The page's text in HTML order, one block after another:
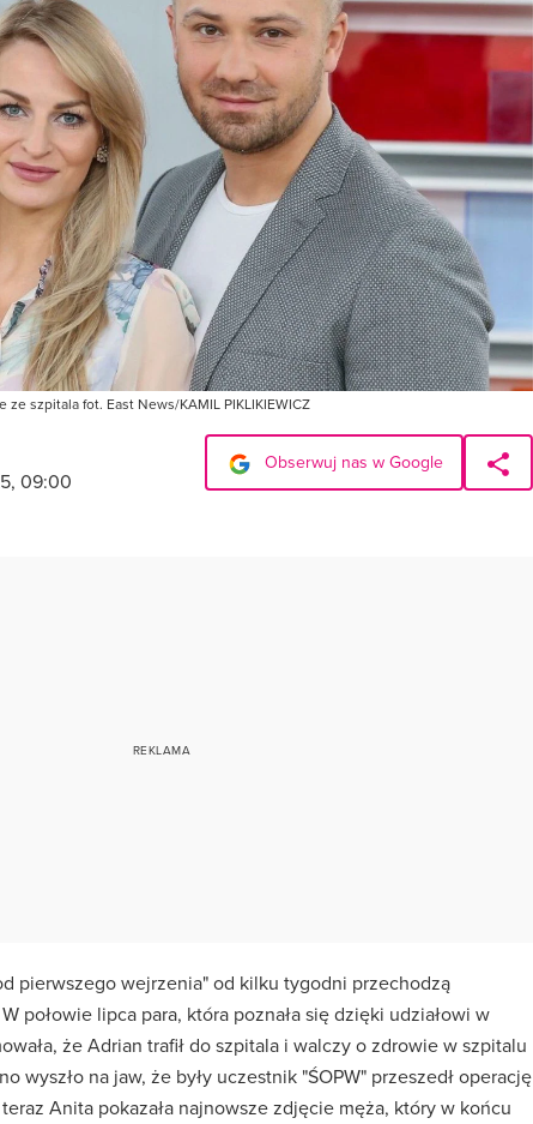
ze szpitala fot. East News/KAMIL PIKLIKIEWICZ
09:00
Obserwuj nas w Google
pierwszego wejrzenia" od kilku tygodni przechodzą
połowie lipca para, która poznała się dzięki udziałowi w
że Adrian trafił do szpitala i walczy o zdrowie w szpitalu
wyszło na jaw, że były uczestnik "ŚOPW" przeszedł operację
Anita pokazała najnowsze zdjęcie męża, który w końcu